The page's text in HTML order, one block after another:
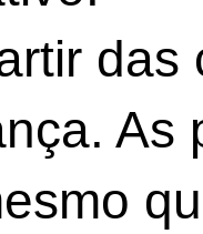
das
As